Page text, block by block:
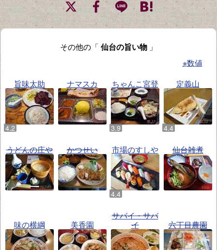
その他の「 仙台の旨い物 」
※数値
旨味太助
ナマスカ ちゃんこ宮登 定義山
うどんの庄や かつせい 市場のすしや 仙台雑煮
味の横綱 美香園
サバイ・サバ
イ
六丁目農園